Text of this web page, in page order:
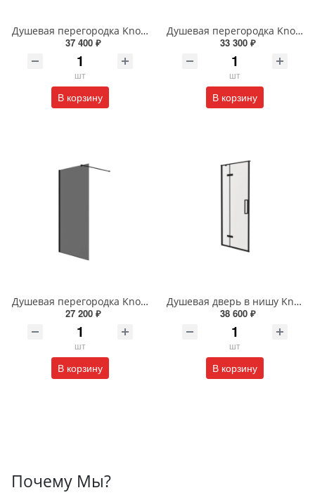
Душевая перегородка Knotlor VELUM RIPPLE WI100CG1GM 100х200 см оружейная сталь
37 400 ₽
шт
В корзину
Душевая перегородка Knotlor VELUM ONYX WI120TG0GM 120х200 см оружейная сталь
33 300 ₽
шт
В корзину
Душевая перегородка Knotlor VELUM ONYX WI100TG0BL 100х200 см черный
27 200 ₽
шт
В корзину
Душевая дверь в нишу Knotlor SHELL HDIP090CG0BL 90х200 см черный
38 600 ₽
шт
В корзину
Почему Мы?